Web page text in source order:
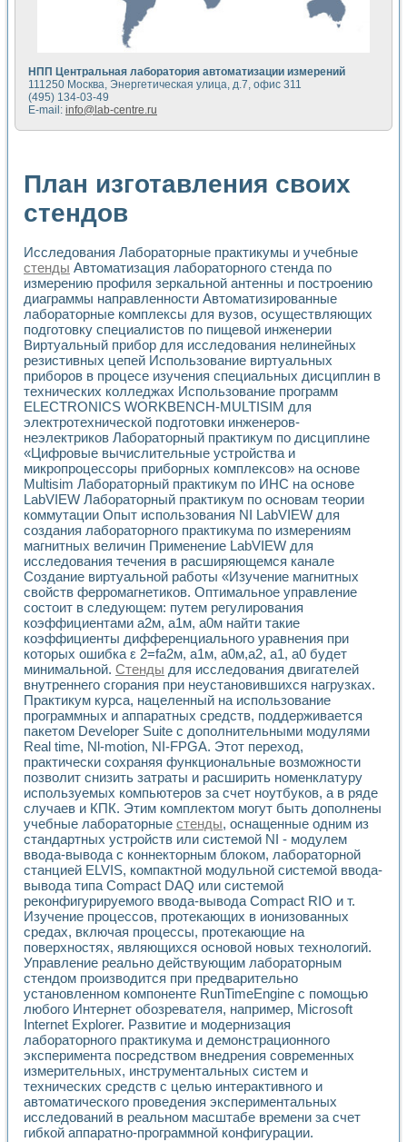
Виртуальный прибор для исследования функциональных
Исследование возможности создания экономичного
Исследование кинетики движения макрочастиц в
Метод прогнозирования свойств дисперсных продуктов
Недорогая система управления сверхпроводящим
Применение технологий NI в курсе экспериментальной
Расчет переноса аэрозоля и выпадения осадка в
Применение NI VISION для геометрического анализа в
Управление движением с помощью программно -
Система управления асинхронным тиристорным
Лазерный профилометр
Применение средств NATIONAL INSTRUMENTS для
Разработка автоматизированного стенда для
Автоматизированный стенд рентгеновской диагностики
Высокочувствительные оптоэлектронные
Установка для измерения диэлектрических свойств
Исследование кинетики зарождения и развития
Лабораторный электрический импедансный томограф на
Микрозондовая система для характеризации
Метод траекторий в исследовании
Промышленная автоматизация
Автоматизация технологических процессов получения
Использование систем технического зрения для контроля
Исследование электромагнитных переходных процессов
Применение LabVIEW при разработке обучающих
Разработка виртуальных тренажеров путем
Система блокировок, сигнализации и защиты ускорителя
Система сбора данных и управления процессом
Управление температурой газовой среды специальной
Разработка программного обеспечения с
Использование технологий NATIONAL INSTRUMENTS
Оборудование для промышленной термотрансферной
Автоматизация реометрических исследований на базе
Применение измерителя иммитанса для исследова¬ния
Исследование электромагнитных переходных процессов
Стенд для исследования электрических переходных
Автоматизация контроля сварных швов на базе
Измерительный контроль с применением
Моделирование надежности и эффективности систем
Лабораторные практикумы и учебные стенды
Автоматизация лабораторного стенда по измерению
Автоматизированные лабораторные комплексы для
Виртуальный прибор для исследования нелинейных
Использование виртуальных приборов в процесе
Использование программ ELECTRONICS WORKBENCH-
Лабораторный практикум по дисциплине «Цифровые
Лабораторный практикум по ИНС на основе LabVIEW
Лабораторный практикум по основам теории коммутации
Опыт использования NI LabVIEW для создания
Применение LabVIEW для исследования течения в
Создание виртуальной работы «Изучение магнитных
Обратный маятник
Устройство для изучения основ интерфейсов обмена по
Лабораторный практикум: изучение адиабатического
Стенд для исследования электрических переходных
Система статистической обработки результатов
Автоматизация лазерно-плазменных измерений с
Модельно-измерительный комплекс. Назначение. Состав.
Использование технологий NATIONAL INSTRUMENTS
Учебный практикум "Спектральный и корреляционный
Учебный стенд для исследования принципа действия
НПП Центральная лаборатория автоматизации измерений
111250 Москва, Энергетическая улица, д.7, офис 311
(495) 134-03-49
E-mail: info@lab-centre.ru
План изготавления своих
стендов
Исследования Лабораторные практикумы и учебные
стенды Автоматизация лабораторного стенда по
измерению профиля зеркальной антенны и построению
диаграммы направленности Автоматизированные
лабораторные комплексы для вузов, осуществляющих
подготовку специалистов по пищевой инженерии
Виртуальный прибор для исследования нелинейных
резистивных цепей Использование виртуальных
приборов в процесе изучения специальных дисциплин в
технических колледжах Использование программ
ELECTRONICS WORKBENCH-MULTISIM для
электротехнической подготовки инженеров-
неэлектриков Лабораторный практикум по дисциплине
«Цифровые вычислительные устройства и
микропроцессоры приборных комплексов» на основе
Multisim Лабораторный практикум по ИНС на основе
LabVIEW Лабораторный практикум по основам теории
коммутации Опыт использования NI LabVIEW для
создания лабораторного практикума по измерениям
магнитных величин Применение LabVIEW для
исследования течения в расширяющемся канале
Создание виртуальной работы «Изучение магнитных
свойств ферромагнетиков. Оптимальное управление
состоит в следующем: путем регулирования
коэффициентами a2м, a1м, a0м найти такие
коэффициенты дифференциального уравнения при
которых ошибка ε 2=fa2м, a1м, a0м,a2, a1, a0 будет
минимальной. Стенды для исследования двигателей
внутреннего сгорания при неустановившихся нагрузках.
Практикум курса, нацеленный на использование
программных и аппаратных средств, поддерживается
пакетом Developer Suite с дополнительными модулями
Real time, Nl-motion, NI-FPGA. Этот переход,
практически сохраняя функциональные возможности
позволит снизить затраты и расширить номенклатуру
используемых компьютеров за счет ноутбуков, а в ряде
случаев и КПК. Этим комплектом могут быть дополнены
учебные лабораторные стенды, оснащенные одним из
стандартных устройств или системой NI - модулем
ввода-вывода с коннекторным блоком, лабораторной
станцией ELVIS, компактной модульной системой ввода-
вывода типа Compact DAQ или системой
реконфигурируемого ввода-вывода Compact RIO и т.
Изучение процессов, протекающих в ионизованных
средах, включая процессы, протекающие на
поверхностях, являющихся основой новых технологий.
Управление реально действующим лабораторным
стендом производится при предварительно
установленном компоненте RunTimeEngine с помощью
любого Интернет обозревателя, например, Microsoft
Internet Explorer. Развитие и модернизация
лабораторного практикума и демонстрационного
эксперимента посредством внедрения современных
измерительных, инструментальных систем и
технических средств с целью интерактивного и
автоматического проведения экспериментальных
исследований в реальном масштабе времени за счет
гибкой аппаратно-программной конфигурации.